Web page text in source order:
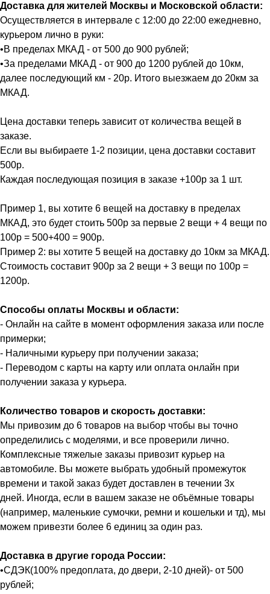
Доставка для жителей Москвы и Московской области:
Осуществляется в интервале с 12:00 до 22:00 ежедневно,
курьером лично в руки:
•В пределах МКАД - от 500 до 900 рублей;
•За пределами МКАД - от 900 до 1200 рублей до 10км,
далее последующий км - 20р. Итого выезжаем до 20км за
МКАД.
Цена доставки теперь зависит от количества вещей в
заказе.
Если вы выбираете 1-2 позиции, цена доставки составит
500р.
Каждая последующая позиция в заказе +100р за 1 шт.
Пример 1, вы хотите 6 вещей на доставку в пределах
МКАД, это будет стоить 500р за первые 2 вещи + 4 вещи по
100р = 500+400 = 900р.
Пример 2: вы хотите 5 вещей на доставку до 10км за МКАД.
Стоимость составит 900р за 2 вещи + 3 вещи по 100р =
1200р.
Способы оплаты Москвы и области:
- Онлайн на сайте в момент оформления заказа или после
примерки;
- Наличными курьеру при получении заказа;
- Переводом с карты на карту или оплата онлайн при
получении заказа у курьера.
Количество товаров и скорость доставки:
Мы привозим до 6 товаров на выбор чтобы вы точно
определились с моделями, и все проверили лично.
Комплексные тяжелые заказы привозит курьер на
автомобиле. Вы можете выбрать удобный промежуток
времени и такой заказ будет доставлен в течении 3х
дней. Иногда, если в вашем заказе не объёмные товары
(например, маленькие сумочки, ремни и кошельки и тд), мы
можем привезти более 6 единиц за один раз.
Доставка в другие города России:
•СДЭК(100% предоплата, до двери, 2-10 дней)- от 500
рублей;